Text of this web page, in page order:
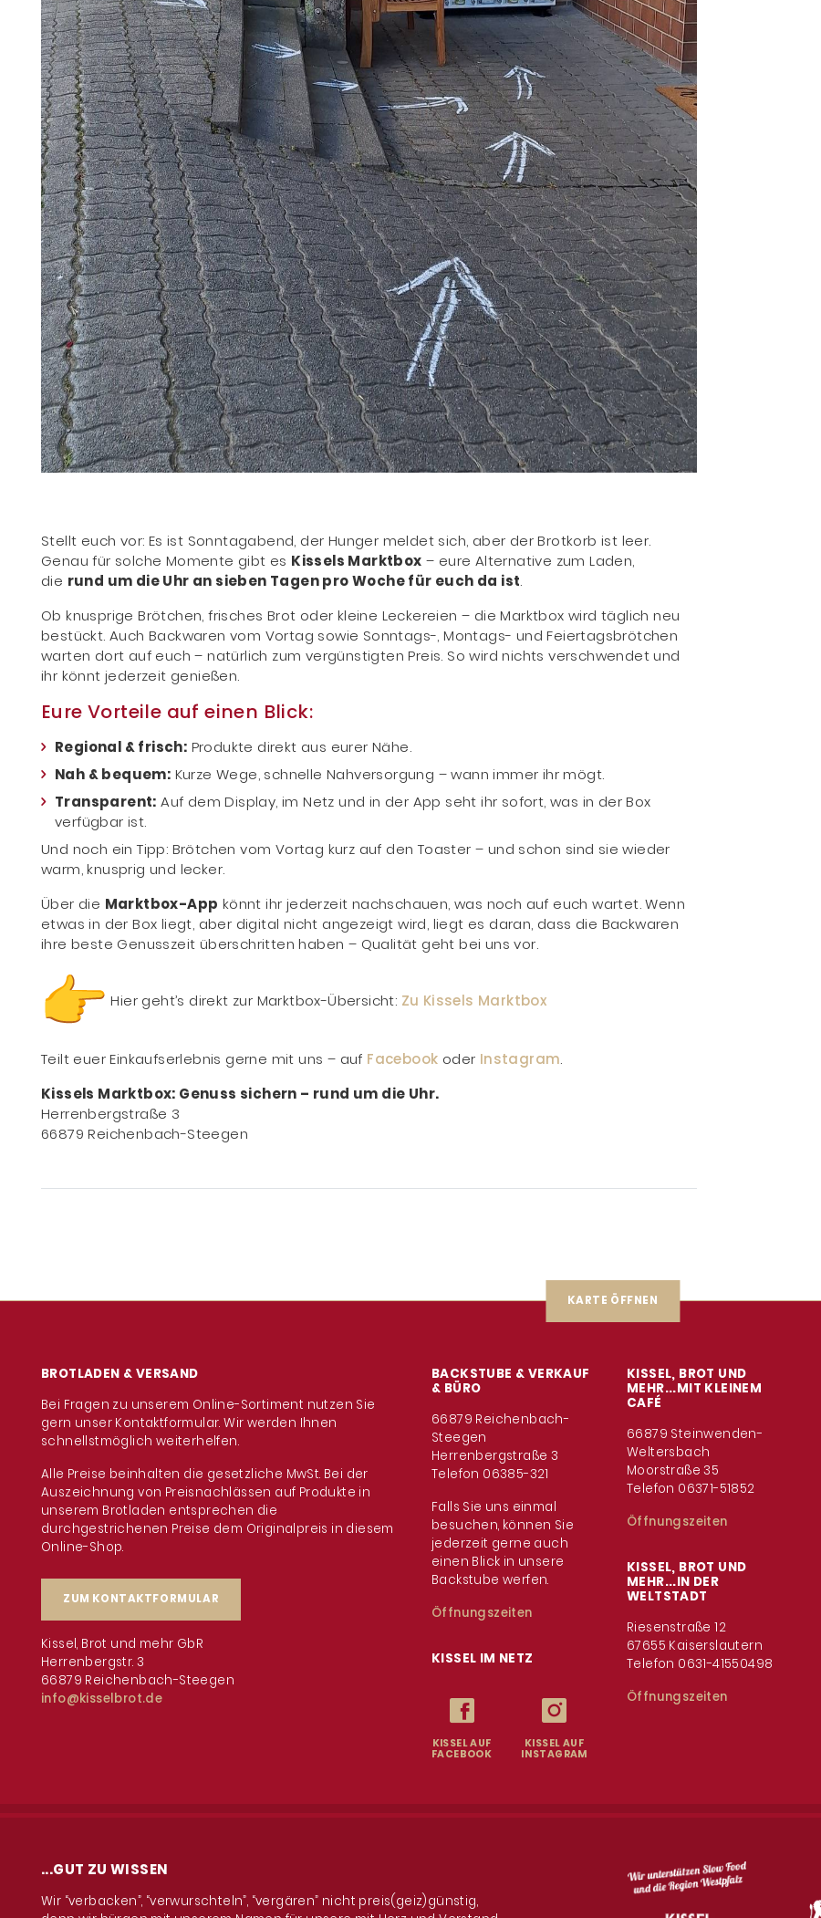
Stellt euch vor: Es ist Sonntagabend, der Hunger meldet sich, aber der Brotkorb ist leer.
Genau für solche Momente gibt es Kissels Marktbox – eure Alternative zum Laden,
die rund um die Uhr an sieben Tagen pro Woche für euch da ist.
Ob knusprige Brötchen, frisches Brot oder kleine Leckereien – die Marktbox wird täglich neu
bestückt. Auch Backwaren vom Vortag sowie Sonntags-, Montags- und Feiertagsbrötchen
warten dort auf euch – natürlich zum vergünstigten Preis. So wird nichts verschwendet und
ihr könnt jederzeit genießen.
Eure Vorteile auf einen Blick:
Regional & frisch: Produkte direkt aus eurer Nähe.
Nah & bequem: Kurze Wege, schnelle Nahversorgung – wann immer ihr mögt.
Transparent: Auf dem Display, im Netz und in der App seht ihr sofort, was in der Box
verfügbar ist.
Und noch ein Tipp: Brötchen vom Vortag kurz auf den Toaster – und schon sind sie wieder
warm, knusprig und lecker.
Über die Marktbox-App könnt ihr jederzeit nachschauen, was noch auf euch wartet. Wenn
etwas in der Box liegt, aber digital nicht angezeigt wird, liegt es daran, dass die Backwaren
ihre beste Genusszeit überschritten haben – Qualität geht bei uns vor.
Hier geht’s direkt zur Marktbox-Übersicht: Zu Kissels Marktbox
Teilt euer Einkaufserlebnis gerne mit uns – auf Facebook oder Instagram.
Kissels Marktbox: Genuss sichern – rund um die Uhr.
Herrenbergstraße 3
66879 Reichenbach-Steegen
KARTE ÖFFNEN
BROTLADEN & VERSAND
Bei Fragen zu unserem Online-Sortiment nutzen Sie
gern unser Kontaktformular. Wir werden Ihnen
schnellstmöglich weiterhelfen.
Alle Preise beinhalten die gesetzliche MwSt. Bei der
Auszeichnung von Preisnachlässen auf Produkte in
unserem Brotladen entsprechen die
durchgestrichenen Preise dem Originalpreis in diesem
Online-Shop.
ZUM KONTAKTFORMULAR
Kissel, Brot und mehr GbR
Herrenbergstr. 3
66879 Reichenbach-Steegen
info@kisselbrot.de
BACKSTUBE & VERKAUF
& BÜRO
66879 Reichenbach-
Steegen
Herrenbergstraße 3
Telefon 06385-321
Falls Sie uns einmal
besuchen, können Sie
jederzeit gerne auch
einen Blick in unsere
Backstube werfen.
Öffnungszeiten
KISSEL IM NETZ
KISSEL AUF
FACEBOOK
KISSEL AUF
INSTAGRAM
KISSEL, BROT UND
MEHR...MIT KLEINEM
CAFÉ
66879 Steinwenden-
Weltersbach
Moorstraße 35
Telefon 06371-51852
Öffnungszeiten
KISSEL, BROT UND
MEHR...IN DER
WELTSTADT
Riesenstraße 12
67655 Kaiserslautern
Telefon 0631-41550498
Öffnungszeiten
...GUT ZU WISSEN
Wir “verbacken”, “verwurschteln”, “vergären” nicht preis(geiz)günstig,